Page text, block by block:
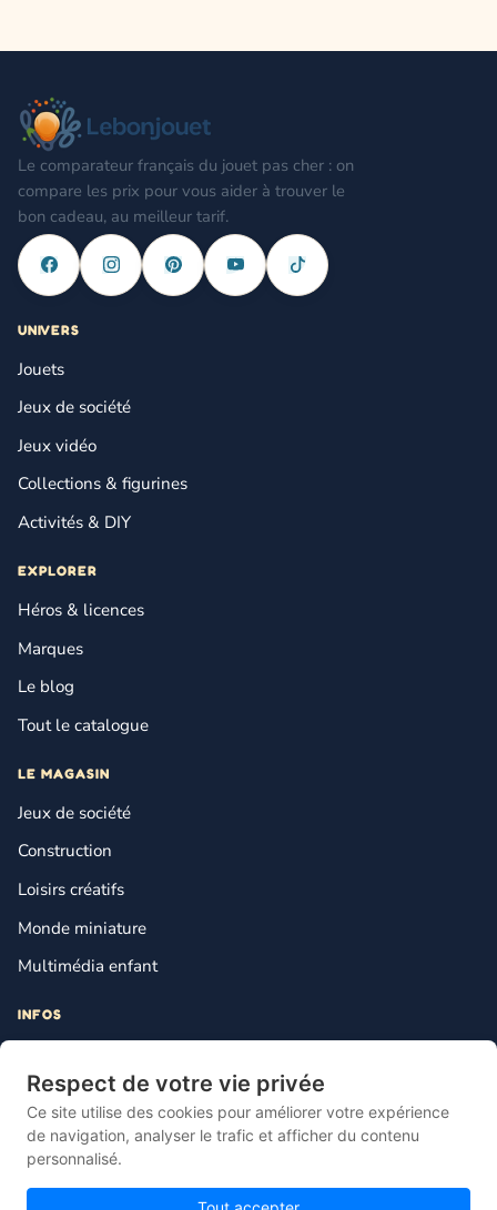
Respect de votre vie privée
Ce site utilise des cookies pour améliorer votre expérience
de navigation, analyser le trafic et afficher du contenu
personnalisé.
Le comparateur français du jouet pas cher : on
compare les prix pour vous aider à trouver le
bon cadeau, au meilleur tarif.
UNIVERS
Jouets
Jeux de société
Jeux vidéo
Collections & figurines
Activités & DIY
EXPLORER
Héros & licences
Marques
Le blog
Tout le catalogue
LE MAGASIN
Jeux de société
Construction
Loisirs créatifs
Monde miniature
Multimédia enfant
INFOS
Mentions légales
Plan du site
Gestion des cookies